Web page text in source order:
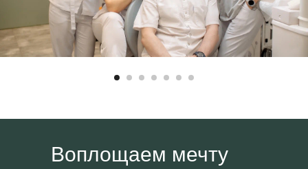
Воплощаем мечту